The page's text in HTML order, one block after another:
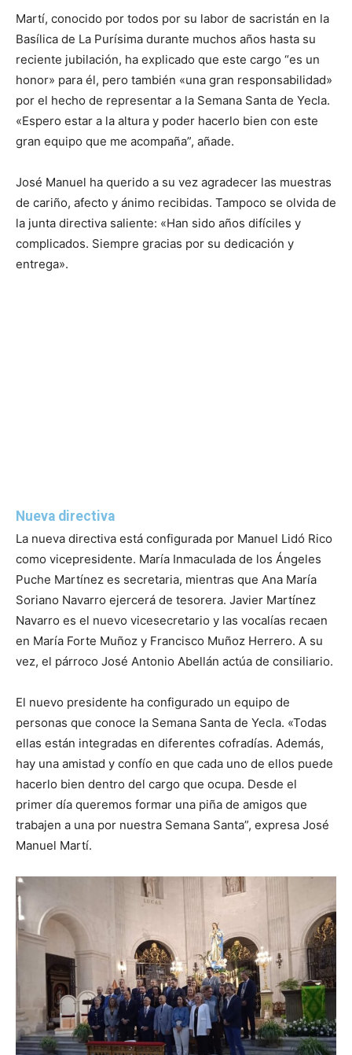
Martí, conocido por todos por su labor de sacristán en la
Basílica de La Purísima durante muchos años hasta su
reciente jubilación, ha explicado que este cargo “es un
honor» para él, pero también «una gran responsabilidad»
por el hecho de representar a la Semana Santa de Yecla.
«Espero estar a la altura y poder hacerlo bien con este
gran equipo que me acompaña”, añade.
José Manuel ha querido a su vez agradecer las muestras
de cariño, afecto y ánimo recibidas. Tampoco se olvida de
la junta directiva saliente: «Han sido años difíciles y
complicados. Siempre gracias por su dedicación y
entrega».
Nueva directiva
La nueva directiva está configurada por Manuel Lidó Rico
como vicepresidente. María Inmaculada de los Ángeles
Puche Martínez es secretaria, mientras que Ana María
Soriano Navarro ejercerá de tesorera. Javier Martínez
Navarro es el nuevo vicesecretario y las vocalías recaen
en María Forte Muñoz y Francisco Muñoz Herrero. A su
vez, el párroco José Antonio Abellán actúa de consiliario.
El nuevo presidente ha configurado un equipo de
personas que conoce la Semana Santa de Yecla. «Todas
ellas están integradas en diferentes cofradías. Además,
hay una amistad y confío en que cada uno de ellos puede
hacerlo bien dentro del cargo que ocupa. Desde el
primer día queremos formar una piña de amigos que
trabajen a una por nuestra Semana Santa”, expresa José
Manuel Martí.